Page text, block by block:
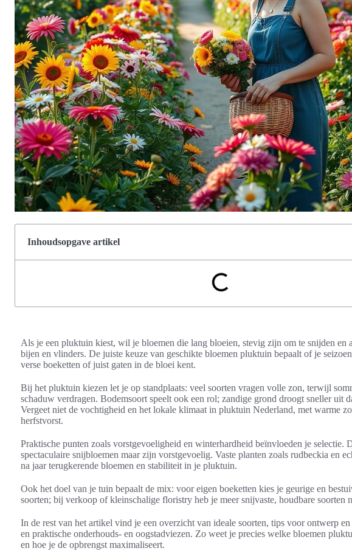
Inhoudsopgave artikel
Als je een pluktuin kiest, wil je bloemen die lang bloeien, stevig zijn om te snijden en
bijen en vlinders. De juiste keuze van geschikte bloemen pluktuin bepaalt of je
verse boeketten of juist gaten in de bloei kent.
Bij het pluktuin kiezen let je op standplaats: veel soorten vragen volle zon, terwijl
schaduw verdragen. Bodemsoort speelt ook een rol; zandige grond droogt sneller uit
Vergeet niet de vochtigheid en het lokale klimaat in pluktuin Nederland, met warme
herfstvorst.
Praktische punten zoals vorstgevoeligheid en winterhardheid beïnvloeden je selectie.
spectaculaire snijbloemen maar zijn vorstgevoelig. Vaste planten zoals rudbeckia en
na jaar terugkerende bloemen en stabiliteit in je pluktuin.
Ook het doel van je tuin bepaalt de mix: voor eigen boeketten kies je geurige en
soorten; bij verkoop of kleinschalige floristry heb je meer snijvaste, houdbare soorten
In de rest van het artikel vind je een overzicht van ideale soorten, tips voor ontwerp
en praktische onderhouds- en oogstadviezen. Zo weet je precies welke bloemen
en hoe je de opbrengst maximaliseert.